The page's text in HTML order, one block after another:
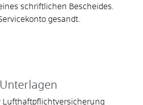
schriftlichen Bescheides.
gesandt.
Lufthaftpflichtversicherung